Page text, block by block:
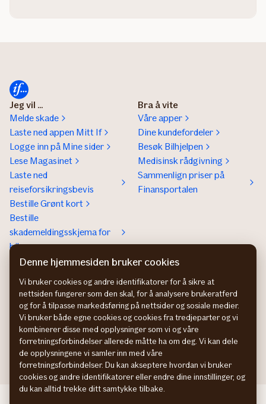
Jeg vil ...
Melde skade
Laste ned appen Mitt If
Logge inn på Mine sider
Lese Magasinet
Laste ned
reiseforsikringsbevis
Bestille Grønt kort
Bestille
skademeldingsskjema for
bil
Bra å vite
Våre apper
Dine kundefordeler
Besøk Bilhjelpen
Medisinsk rådgivning
Sammenlign priser på
Finansportalen
Om If
Om If
Bærekraft og klima
Jobb hos oss
Presse
Kontakt If
Kundeservice
Betaling og faktura
Hvis du ikke er fornøyd
Presse
Bedrift
Denne hjemmesiden bruker cookies
Vi bruker cookies og andre identifikatorer for å sikre at
nettsiden fungerer som den skal, for å analysere brukeratferd
og for å tilpasse markedsføring på nettsider og sosiale medier.
Vi bruker både egne cookies og cookies fra tredjeparter og vi
kombinerer disse med opplysninger som vi og våre
forretningsforbindelser allerede måtte ha om deg. Vi kan dele
de opplysningene vi samler inn med våre
forretningsforbindelser. Du kan akseptere hvordan vi bruker
cookies og andre identifikatorer eller endre dine innstillinger, og
du kan alltid trekke ditt samtykke tilbake.